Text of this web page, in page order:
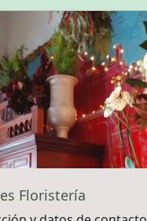
Floristería